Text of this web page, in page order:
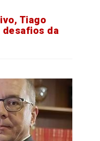
Tiago
desafios da